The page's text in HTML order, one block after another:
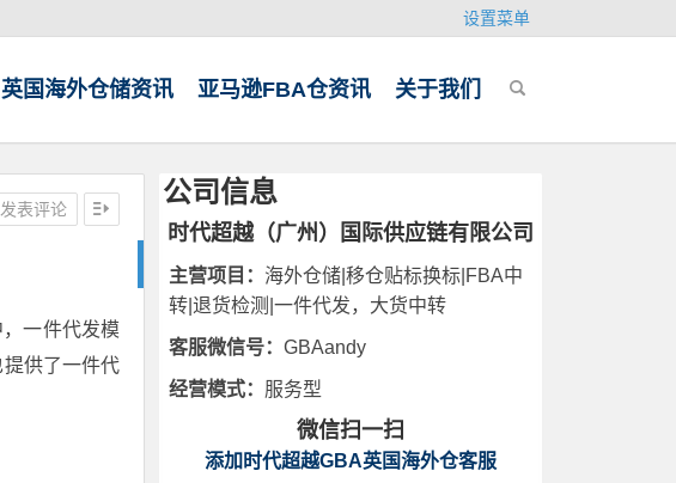
设置菜单
英国海外仓储资讯 亚马逊FBA仓资讯 关于我们
发表评论
一件代发模
供了一件代
公司信息
时代超越（广州）国际供应链有限公司
主营项目： 海外仓储|移仓贴标换标|FBA中
转|退货检测|一件代发，大货中转
客服微信号： GBAandy
经营模式： 服务型
微信扫一扫
添加时代超越GBA英国海外仓客服